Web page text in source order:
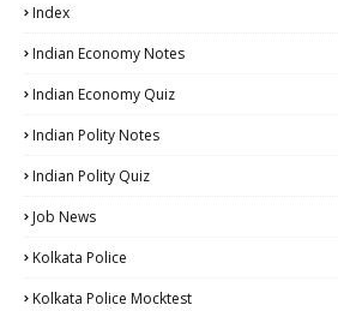
Index
Indian Economy Notes
Indian Economy Quiz
Indian Polity Notes
Indian Polity Quiz
Job News
Kolkata Police
Kolkata Police Mocktest